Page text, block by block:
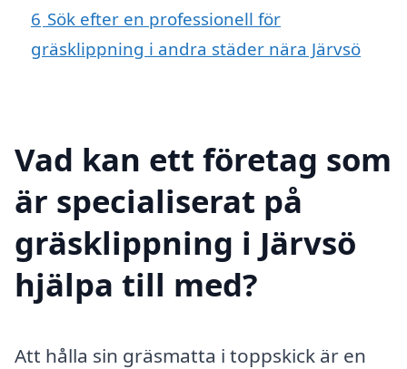
6 Sök efter en professionell för
gräsklippning i andra städer nära Järvsö
Vad kan ett företag som
är specialiserat på
gräsklippning i Järvsö
hjälpa till med?
Att hålla sin gräsmatta i toppskick är en